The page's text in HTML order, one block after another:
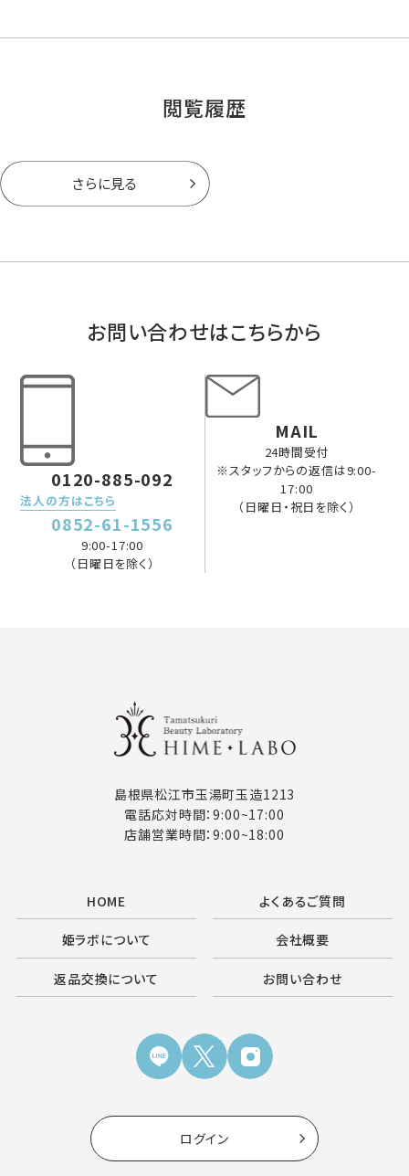
閲覧履歴
さらに見る
お問い合わせはこちらから
0120-885-092
法人の方はこちら
0852-61-1556
9:00-17:00
（日曜日を除く）
MAIL
24時間受付
※スタッフからの返信は9:00-
17:00
（日曜日・祝日を除く）
島根県松江市玉湯町玉造1213
電話応対時間：9:00~17:00
店舗営業時間：9:00~18:00
HOME よくあるご質問
姫ラボについて 会社概要
返品交換について お問い合わせ
ログイン